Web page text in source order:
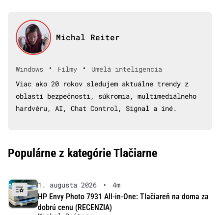
Michal Reiter
Windows • Filmy •
Umelá inteligencia
Viac ako 20 rokov sledujem aktuálne trendy z
oblasti bezpečnosti, súkromia, multimediálneho
hardvéru, AI, Chat Control, Signal a iné.
Populárne z kategórie Tlačiarne
1. augusta 2026 •
4m
HP Envy Photo 7931 All-in-One: Tlačiareň na doma za
dobrú cenu (RECENZIA)